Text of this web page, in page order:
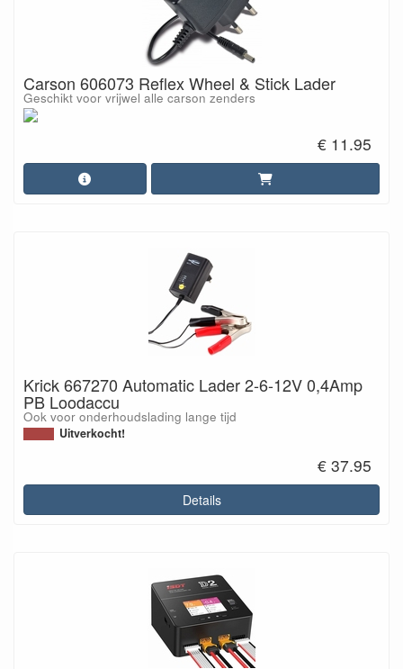
Carson 606073 Reflex Wheel & Stick Lader
Geschikt voor vrijwel alle carson zenders
€ 11.95
Krick 667270 Automatic Lader 2-6-12V 0,4Amp
PB Loodaccu
Ook voor onderhoudslading lange tijd
Uitverkocht!
€ 37.95
Details